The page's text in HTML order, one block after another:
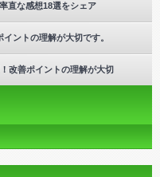
直な感想18選をシェア
ントの理解が大切です。
改善ポイントの理解が大切